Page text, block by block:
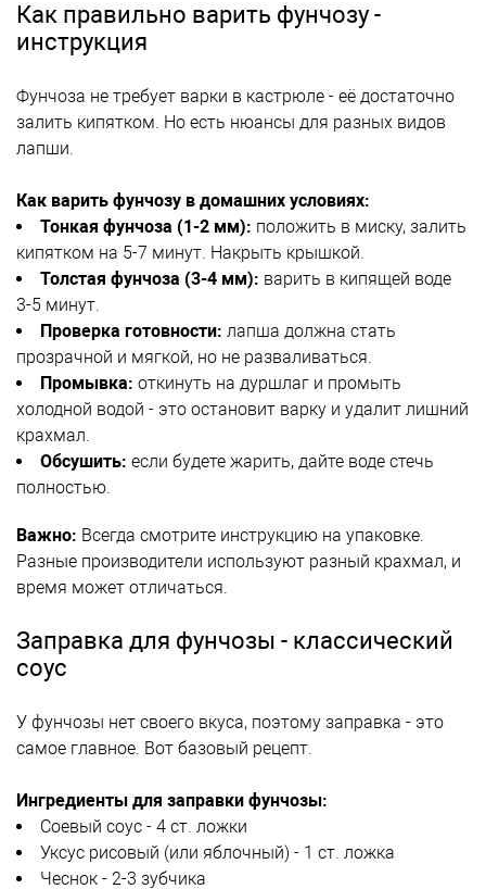
Как правильно варить фунчозу -
инструкция
Фунчоза не требует варки в кастрюле - её достаточно
залить кипятком. Но есть нюансы для разных видов
лапши.
Как варить фунчозу в домашних условиях:
Тонкая фунчоза (1-2 мм): положить в миску, залить
кипятком на 5-7 минут. Накрыть крышкой.
Толстая фунчоза (3-4 мм): варить в кипящей воде
3-5 минут.
Проверка готовности: лапша должна стать
прозрачной и мягкой, но не разваливаться.
Промывка: откинуть на дуршлаг и промыть
холодной водой - это остановит варку и удалит лишний
крахмал.
Обсушить: если будете жарить, дайте воде стечь
полностью.
Важно: Всегда смотрите инструкцию на упаковке.
Разные производители используют разный крахмал, и
время может отличаться.
Заправка для фунчозы - классический
соус
У фунчозы нет своего вкуса, поэтому заправка - это
самое главное. Вот базовый рецепт.
Ингредиенты для заправки фунчозы:
Соевый соус - 4 ст. ложки
Уксус рисовый (или яблочный) - 1 ст. ложка
Чеснок - 2-3 зубчика